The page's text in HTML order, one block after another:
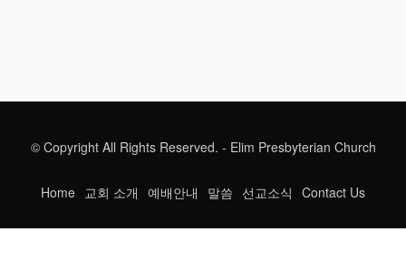
© Copyright All Rights Reserved. - Elim Presbyterian Church
Home 교회 소개 예배안내 말씀 선교소식 Contact Us